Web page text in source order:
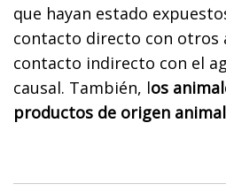
que hayan estado
contacto directo con otros
contacto indirecto con el
causal. También, los
productos de origen animal